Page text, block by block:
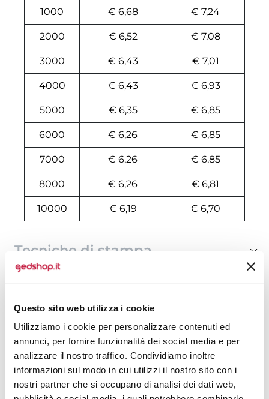
Questo sito web utilizza i cookie
Utilizziamo i cookie per personalizzare contenuti ed
annunci, per fornire funzionalità dei social media e per
analizzare il nostro traffico. Condividiamo inoltre
informazioni sul modo in cui utilizzi il nostro sito con i
nostri partner che si occupano di analisi dei dati web,
1000 € 6,68 € 7,24
2000 € 6,52 € 7,08
3000 € 6,43 € 7,01
4000 € 6,43 € 6,93
5000 € 6,35 € 6,85
6000 € 6,26 € 6,85
7000 € 6,26 € 6,85
8000 € 6,26 € 6,81
10000 € 6,19 € 6,70
Tecniche di stampa
Area di personalizzazione
Domande e risposte
Prodotti alternativi